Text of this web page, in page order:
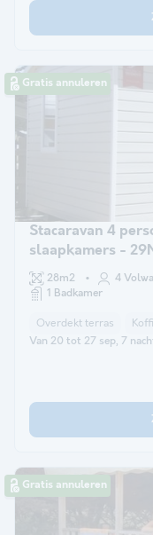
Gratis annuleren
Stacaravan 4
slaapkamers -
28m2 4
1 Badkamer
Overdekt terras
Van 20 tot 27 sep, 7
Gratis annuleren